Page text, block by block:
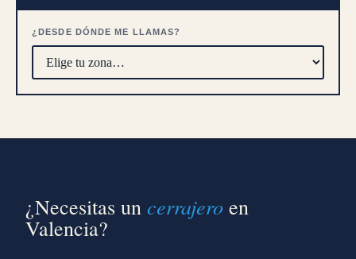
¿DESDE DÓNDE ME LLAMAS?
¿Necesitas un cerrajero en
Valencia?